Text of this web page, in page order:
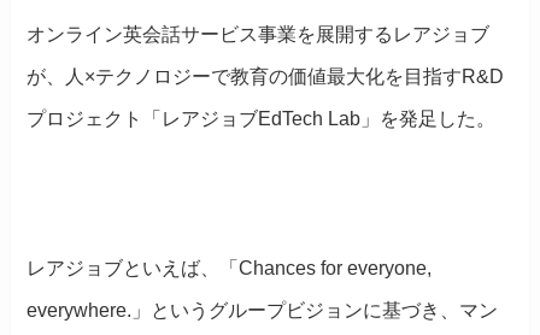
オンライン英会話サービス事業を展開するレアジョブ
が、人×テクノロジーで教育の価値最大化を目指すR&D
プロジェクト「レアジョブEdTech Lab」を発足した。
レアジョブといえば、「Chances for everyone,
everywhere.」というグループビジョンに基づき、マン